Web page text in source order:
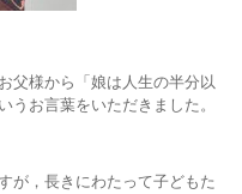
父様から「娘は人生の半分以
うお言葉をいただきました。
が，長きにわたって子どもた